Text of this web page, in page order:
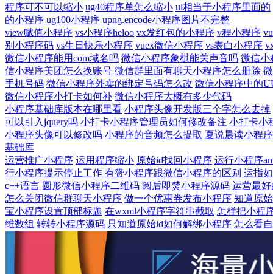
程序可不可以缩小 ug40程序单怎么缩小 ul相当于小程序里面的
的小程序 ug100小程序 upng.encode小程序图片不完整
view赋值小程序 vs小程序heloo vx发红包的小程序 v程小程序
别小程序码 vs生日快乐小程序 vuex微信小程序 vs表白小程序
微信小程序能用com域名吗 微信小程序象棋能关声音吗 微信小
信小程序美团怎么换账号 微信群里面有聊天小程序怎么册除
手机号码 微信小程序外卖的绑定号码怎么改 微信小程序中的
微信小程序小打卡如何补 微信小程序大概有多少代码
小程序基础库版本在哪里看 小程序头像开发版三个字怎么去掉
可以引入jquery吗 小打卡小程序管理员如何修改备注 小打卡小
小程序头像可以修改吗 小程序的音频怎么提取 夏说晨读小程
基础库
运营推广小程序 运用程序缩小 原始id找回小程序 运行小程序
行小程序提示停止工作 有赞小程序跟微信小程序的区别 运指
c++语言 圆形微信小程序二维码 阅后即焚小程序源码 运营最
怎么关闭微信群聊天小程序 做一个优惠券发布小程序 知道原
宝小程序设置顶部标题 在wxml小程序字符串截取 怎样把小程
维数组 转转小程序源码 只知道原始id如何解绑小程序 怎么看